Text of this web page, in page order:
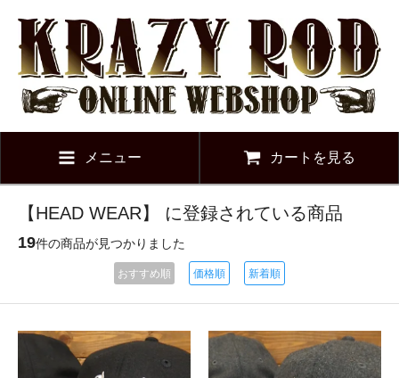
メニュー カートを見る
【HEAD WEAR】 に登録されている商品
19件の商品が見つかりました
おすすめ順 価格順 新着順